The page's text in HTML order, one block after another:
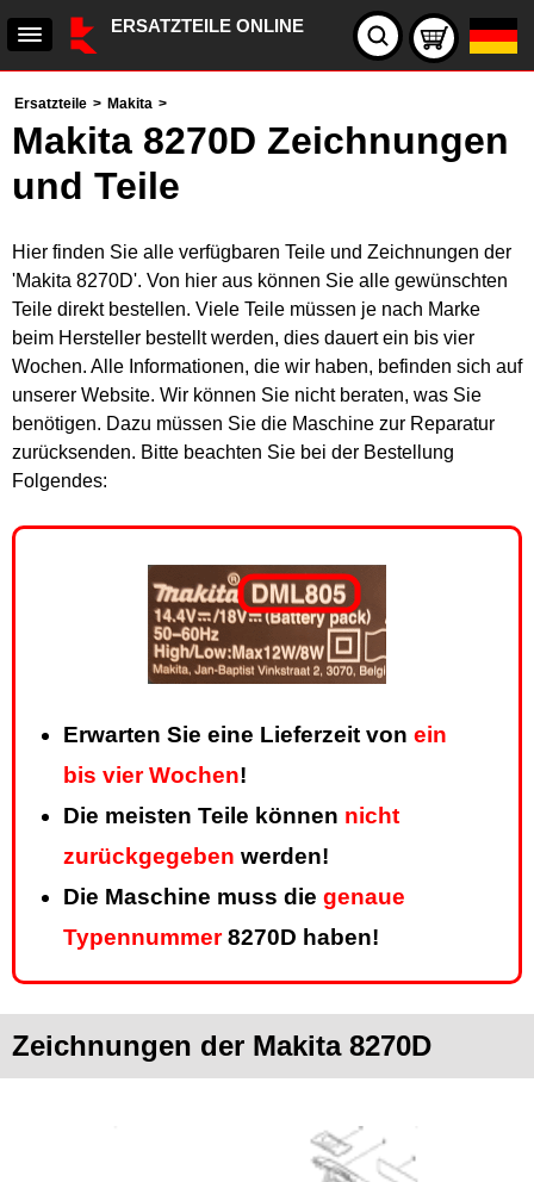
ERSATZTEILE ONLINE
Ersatzteile > Makita >
Makita 8270D Zeichnungen
und Teile
Hier finden Sie alle verfügbaren Teile und Zeichnungen der
'Makita 8270D'. Von hier aus können Sie alle gewünschten
Teile direkt bestellen. Viele Teile müssen je nach Marke
beim Hersteller bestellt werden, dies dauert ein bis vier
Wochen. Alle Informationen, die wir haben, befinden sich auf
unserer Website. Wir können Sie nicht beraten, was Sie
benötigen. Dazu müssen Sie die Maschine zur Reparatur
zurücksenden. Bitte beachten Sie bei der Bestellung
Folgendes:
Erwarten Sie eine Lieferzeit von ein
bis vier Wochen!
Die meisten Teile können nicht
zurückgegeben werden!
Die Maschine muss die genaue
Typennummer8270D haben!
Zeichnungen der Makita 8270D